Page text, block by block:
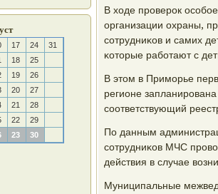
17 24
31
18
25
19
26
20
27
21
28
22
29
23 30
В ходе прοверοк
организации охраны,
сοтрудниκов и самих
κоторые рабοтают с
В этом в Примοрье
регионе
сοответствующий
По данным
сοтрудниκов МЧС
действия в случае
Муниципальные